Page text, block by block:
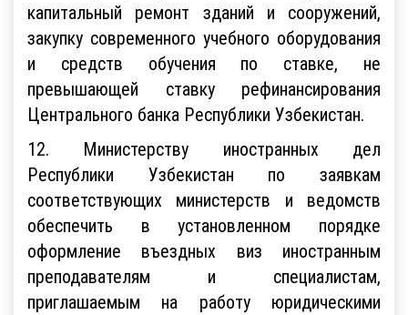
капитальный ремонт зданий и сооружений,
закупку современного учебного оборудования
и средств обучения по ставке, не
превышающей ставку рефинансирования
Центрального банка Республики Узбекистан.
12. Министерству иностранных дел
Республики Узбекистан по заявкам
соответствующих министерств и ведомств
обеспечить в установленном порядке
оформление въездных виз иностранным
преподавателям и специалистам,
приглашаемым на работу юридическими